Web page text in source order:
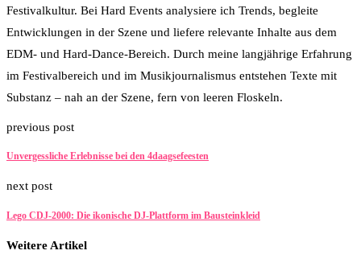
Festivalkultur. Bei Hard Events analysiere ich Trends, begleite
Entwicklungen in der Szene und liefere relevante Inhalte aus dem
EDM- und Hard-Dance-Bereich. Durch meine langjährige Erfahrung
im Festivalbereich und im Musikjournalismus entstehen Texte mit
Substanz – nah an der Szene, fern von leeren Floskeln.
previous post
Unvergessliche Erlebnisse bei den 4daagsefeesten
next post
Lego CDJ-2000: Die ikonische DJ-Plattform im Bausteinkleid
Weitere Artikel